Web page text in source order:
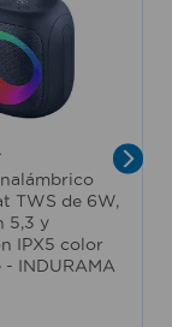
TWS de 6W,
5,3 y
IPX5 color
- INDURAMA